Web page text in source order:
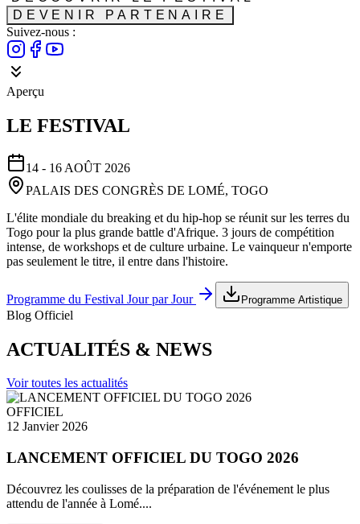
DEVENIR PARTENAIRE
Suivez-nous :
Aperçu
LE FESTIVAL
14 - 16 AOÛT 2026
PALAIS DES CONGRÈS DE LOMÉ, TOGO
L'élite mondiale du breaking et du hip-hop se réunit sur les terres du
Togo pour la plus grande battle d'Afrique. 3 jours de compétition
intense, de workshops et de culture urbaine. Le vainqueur n'emporte
pas seulement le titre, il entre dans l'histoire.
Programme du Festival Jour par Jour Programme Artistique
Blog Officiel
ACTUALITÉS & NEWS
Voir toutes les actualités
OFFICIEL
12 Janvier 2026
LANCEMENT OFFICIEL DU TOGO 2026
Découvrez les coulisses de la préparation de l'événement le plus
attendu de l'année à Lomé....